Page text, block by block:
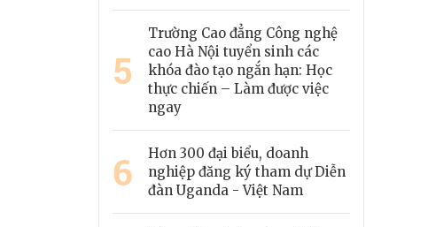
5
Trường Cao đẳng Công nghệ
cao Hà Nội tuyển sinh các
khóa đào tạo ngắn hạn: Học
thực chiến – Làm được việc
ngay
6
Hơn 300 đại biểu, doanh
nghiệp đăng ký tham dự Diễn
đàn Uganda - Việt Nam